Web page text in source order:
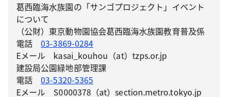
葛西臨海水族園の「サンゴプロジェクト」イベント
について
（公財）東京動物園協会葛西臨海水族園教育普及係
電話03-3869-0284
Eメール kasai_kouhou（at）tzps.or.jp
建設局公園緑地部管理課
電話03-5320-5365
Eメール S0000378（at）section.metro.tokyo.jp